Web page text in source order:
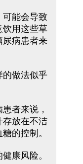
可能会导致
饮用这些草
尿病患者来
的做法似乎
者来说，
存放在不洁
的控制。
康风险。